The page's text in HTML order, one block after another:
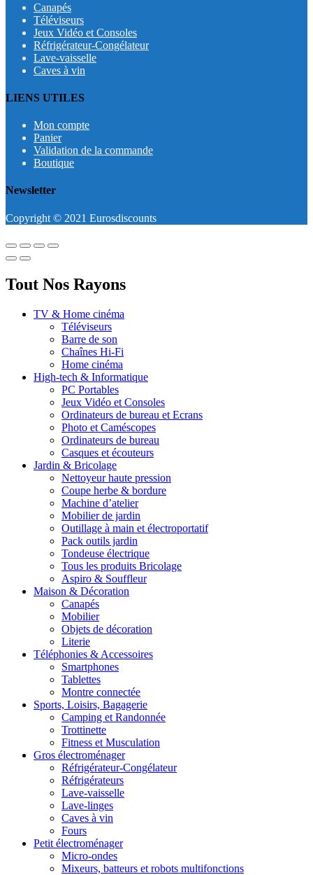
Canapés
Téléviseurs
Jeux Vidéo et Consoles
Réfrigérateur-Congélateur
Lave-vaisselle
Caves à vin
LIENS UTILES
Mon compte
Panier
Validation de la commande
Boutique
Newsletter
Copyright © 2021 Eurosdiscounts
Tout Nos Rayons
TV & Home cinéma
Téléviseurs
Barre de son
Chaînes Hi-Fi
Home cinéma
High-tech & Informatique
PC Portables
Jeux Vidéo et Consoles
Ordinateurs de bureau et Ecrans
Photo et Caméscopes
Ordinateurs de bureau
Casques et écouteurs
Jardin & Bricolage
Nettoyeur haute pression
Coupe herbe & bordure
Machine d’atelier
Mobilier de jardin
Outillage à main et électroportatif
Pack outils jardin
Tondeuse électrique
Tous les produits Bricolage
Aspiro & Souffleur
Maison & Décoration
Canapés
Mobilier
Objets de décoration
Literie
Téléphonies & Accessoires
Smartphones
Tablettes
Montre connectée
Sports, Loisirs, Bagagerie
Camping et Randonnée
Trottinette
Fitness et Musculation
Gros électroménager
Réfrigérateur-Congélateur
Réfrigérateurs
Lave-vaisselle
Lave-linges
Caves à vin
Fours
Petit électroménager
Micro-ondes
Mixeurs, batteurs et robots multifonctions